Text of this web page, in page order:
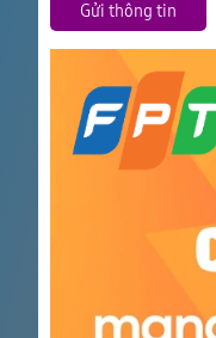
Gửi thông tin